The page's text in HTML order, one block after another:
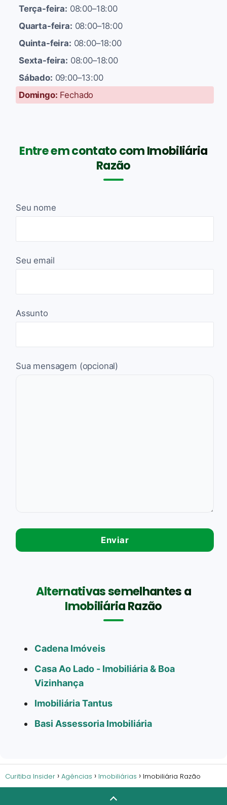
Terça-feira: 08:00–18:00
Quarta-feira: 08:00–18:00
Quinta-feira: 08:00–18:00
Sexta-feira: 08:00–18:00
Sábado: 09:00–13:00
Domingo: Fechado
Entre em contato com Imobiliária
Razão
Seu nome
Seu email
Assunto
Sua mensagem (opcional)
Alternativas semelhantes a
Imobiliária Razão
Cadena Imóveis
Casa Ao Lado - Imobiliária & Boa
Vizinhança
Imobiliária Tantus
Basi Assessoria Imobiliária
Curitiba Insider Agências Imobiliárias Imobiliária Razão